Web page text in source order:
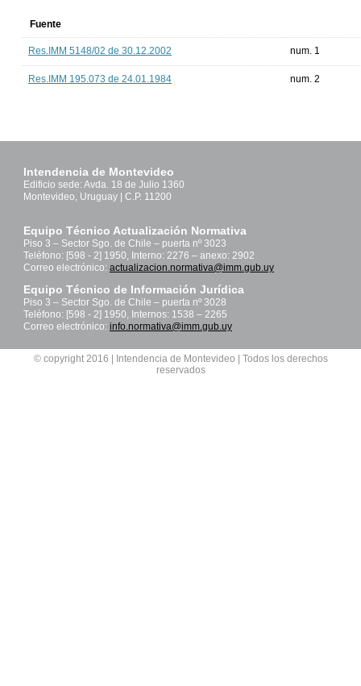
Fuente
Res.IMM 5148/02 de 30.12.2002 num. 1
Res.IMM 195.073 de 24.01.1984 num. 2
Intendencia de Montevideo
Edificio sede: Avda. 18 de Julio 1360
Montevideo, Uruguay | C.P. 11200
Equipo Técnico Actualización Normativa
Piso 3 – Sector Sgo. de Chile – puerta nº 3023
Teléfono: [598 - 2] 1950, Interno: 2276 – anexo: 2902
Correo electrónico: actualizacion.normativa@imm.gub.uy
Equipo Técnico de Información Jurídica
Piso 3 – Sector Sgo. de Chile – puerta nº 3028
Teléfono: [598 - 2] 1950, Internos: 1538 – 2265
Correo electrónico: info.normativa@imm.gub.uy
© copyright 2016 | Intendencia de Montevideo | Todos los derechos
reservados